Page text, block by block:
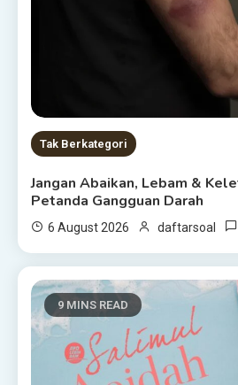
Tak Berkategori
Jangan Abaikan, Lebam &
Petanda Gangguan Darah
6 August 2026 daftarsoal
9 MINS READ